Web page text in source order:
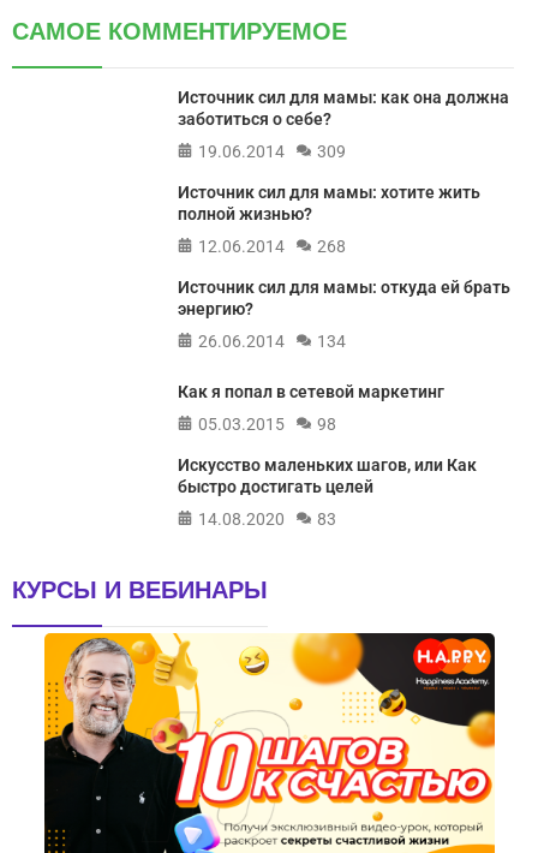
САМОЕ КОММЕНТИРУЕМОЕ
Источник сил для мамы: как она должна
заботиться о себе?
19.06.2014
309
Источник сил для мамы: хотите жить
полной жизнью?
12.06.2014
268
Источник сил для мамы: откуда ей брать
энергию?
26.06.2014
134
Как я попал в сетевой маркетинг
05.03.2015
98
Искусство маленьких шагов, или Как
быстро достигать целей
14.08.2020
83
КУРСЫ И ВЕБИНАРЫ